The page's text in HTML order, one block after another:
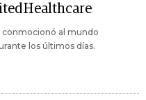
conmocionó al mundo
los últimos días.